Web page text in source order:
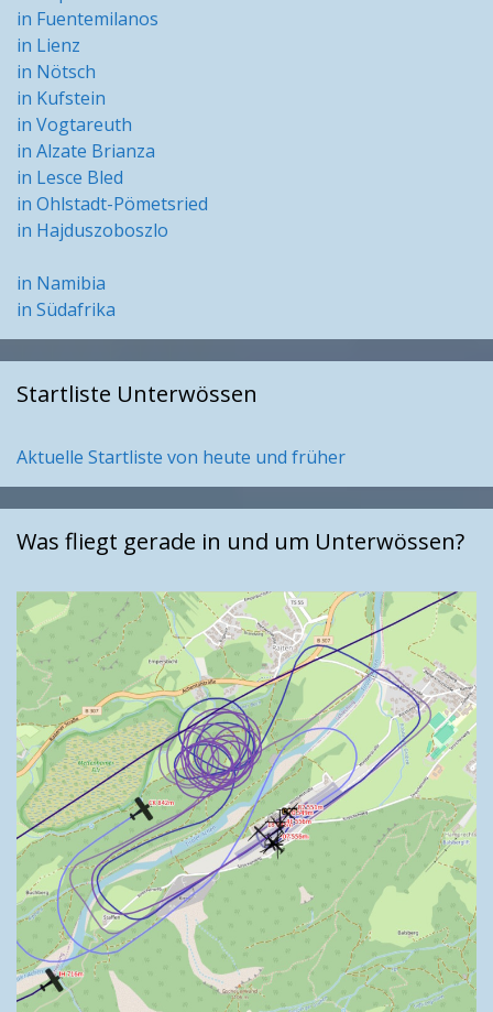
in Fuentemilanos
in Lienz
in Nötsch
in Kufstein
in Vogtareuth
in Alzate Brianza
in Lesce Bled
in Ohlstadt-Pömetsried
in Hajduszoboszlo
in Namibia
in Südafrika
Startliste Unterwössen
Aktuelle Startliste von heute und früher
Was fliegt gerade in und um Unterwössen?